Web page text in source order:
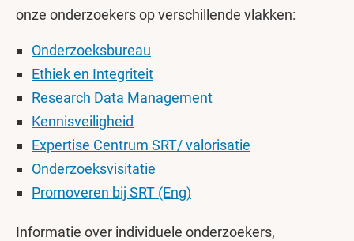
onze onderzoekers op verschillende vlakken:
Onderzoeksbureau
Ethiek en Integriteit
Research Data Management
Kennisveiligheid
Expertise Centrum SRT/ valorisatie
Onderzoeksvisitatie
Promoveren bij SRT (Eng)
Informatie over individuele onderzoekers,